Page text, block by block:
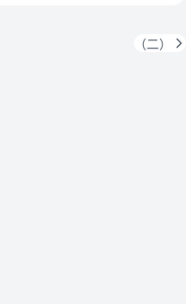
（二）